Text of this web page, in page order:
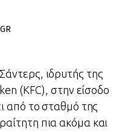
ιδρυτής της
(KFC), στην είσοδο
από το σταθμό της
πια ακόμα και